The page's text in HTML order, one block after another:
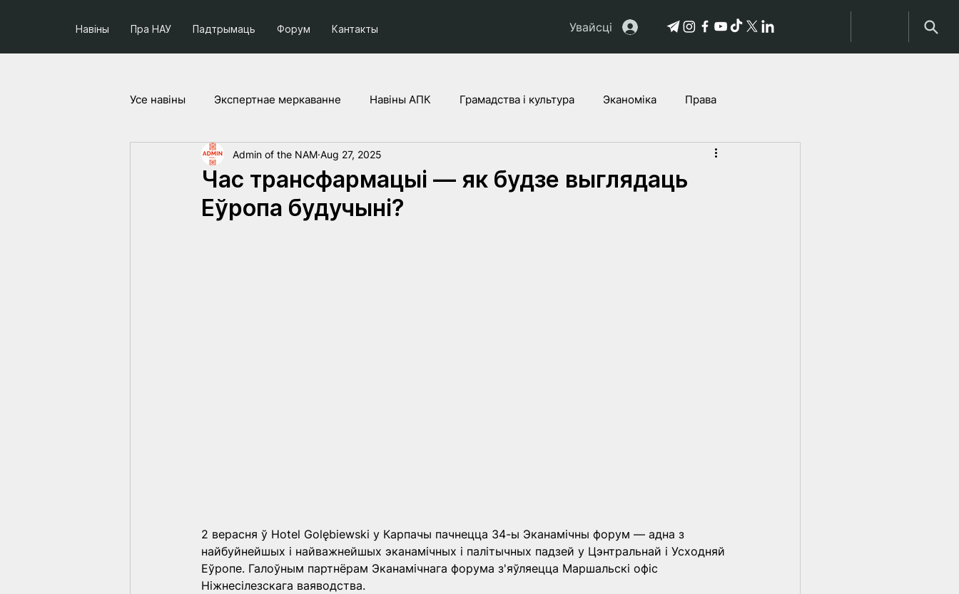
Навіны Пра НАУ Падтрымаць Форум Кантакты Увайсці
Усе навiны Экспертнае меркаванне Навіны АПК Грамадства і культура Эканоміка Права
Соцыум і палітыка Праекты НАУ Гісторыі пацярпелых
Час трансфармацыі — як будзе выглядаць
Еўропа будучыні?
Admin of the NAM Aug 27, 2025
2 верасня ў Hotel Golębiewski у Карпачы пачнецца 34-ы Эканамічны форум — адна з
найбуйнейшых і найважнейшых эканамічных і палітычных падзей у Цэнтральнай і Усходняй
Еўропе. Галоўным партнёрам Эканамічнага форума з'яўляецца Маршальскі офіс
Ніжнесілезскага ваяводства.